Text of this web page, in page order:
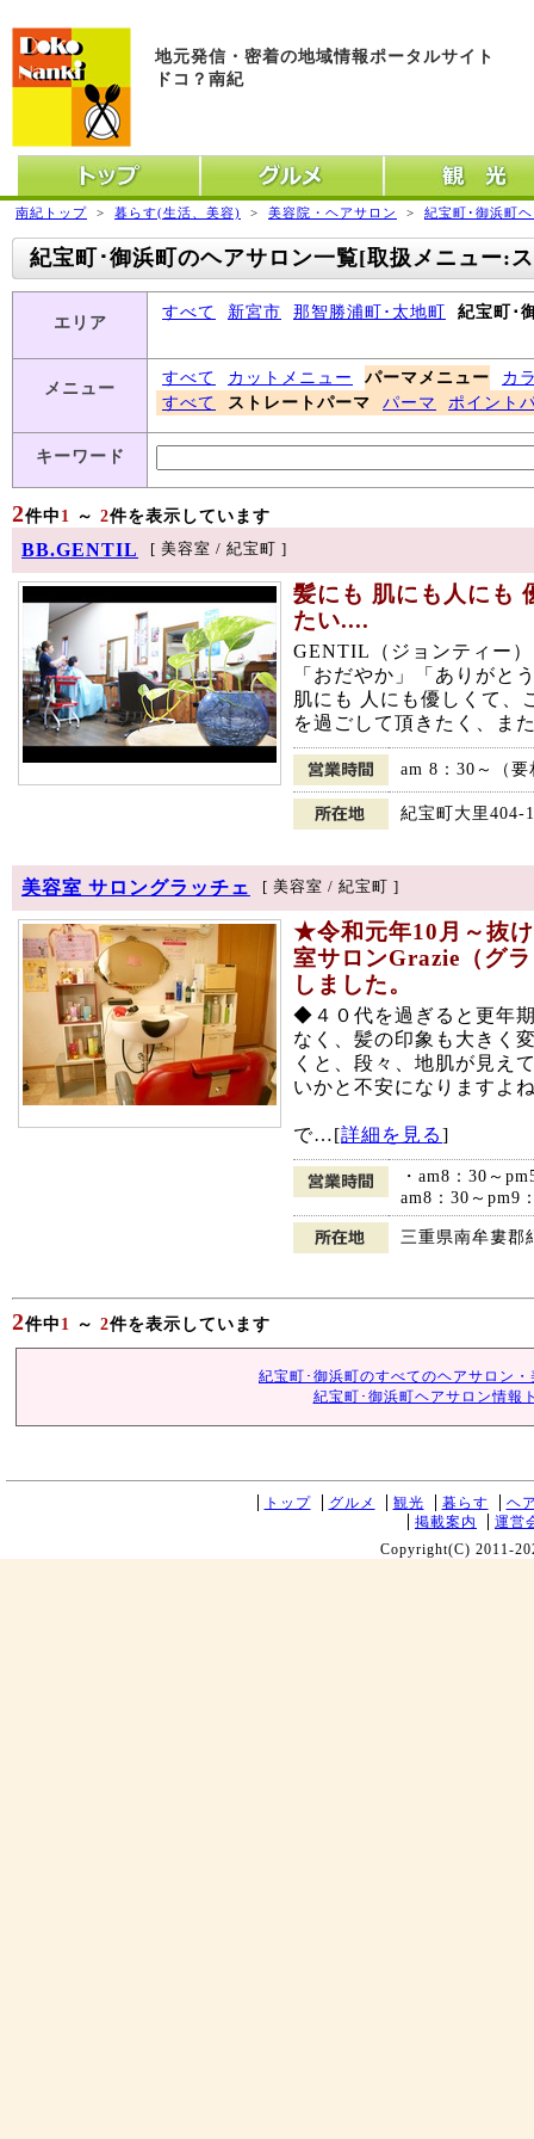
地元発信・密着の地域情報ポータルサイト
ドコ？南紀
トップ グルメ 観光
南紀トップ > 暮らす(生活、美容) > 美容院・ヘアサロン > 紀宝町･御浜町
紀宝町･御浜町のヘアサロン一覧[取扱メニュー:
エリア
すべて 新宮市 那智勝浦町･太地町 紀宝町･
メニュー
すべて カットメニュー パーマメニュー
カ
すべて
ストレートパーマ パーマ ポイント
キーワード
2件中 1 ～ 2件を表示しています
BB.GENTIL [ 美容室 / 紀宝町 ]
髪にも 肌にも人にも
たい....
GENTIL（ジョンティー
「おだやか」「ありがと
肌にも 人にも優しくて、
を過ごして頂きたく、ま
am 8：30～（要
紀宝町大里404-
美容室 サロングラッチェ [ 美容室 / 紀宝町 ]
★令和元年10月～抜
室サロンGrazie（グ
しました。
◆４０代を過ぎると更年
なく、髪の印象も大きく
くと、段々、地肌が見え
いかと不安になりますよ
で…[詳細を見る]
・am8：30～
am8：30～pm9
三重県南牟婁郡
2件中 1 ～ 2件を表示しています
紀宝町･御浜町のすべてのヘアサロン
紀宝町･御浜町ヘアサロン情報
トップ グルメ 観光 暮らす
ヘ
掲載案内
運営
Copyright(C) 2011-